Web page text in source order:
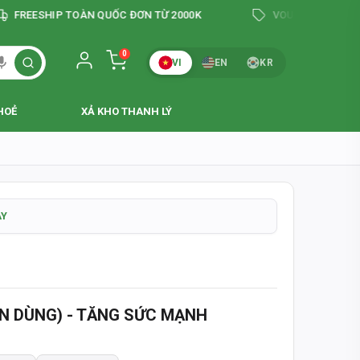
TOÀN QUỐC ĐƠN TỪ 2000K VOUCHER GIẢM TỚI
0
VI EN KR
XẢ KHO THANH LÝ
HÀNG
- 14:00
NHẬN HÀNG
DÙNG) - TĂNG SỨC MẠNH